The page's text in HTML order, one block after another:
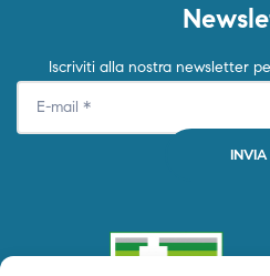
Iscriviti alla nostra newsletter